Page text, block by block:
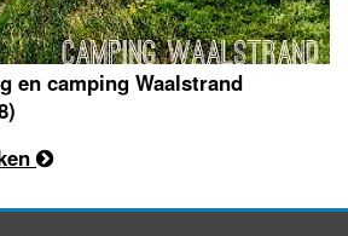
en camping Waalstrand